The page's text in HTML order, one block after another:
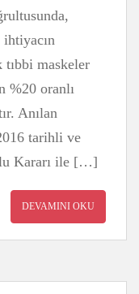
tıbbi maskeler
%20 oranlı
Anılan
tarihli ve
Kararı ile […]
DEVAMINI OKU